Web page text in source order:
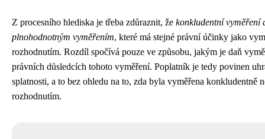
Z procesního hlediska je třeba zdůraznit, že konkludentní vyměření
plnohodnotným vyměřením, které má stejné právní účinky jako
rozhodnutím. Rozdíl spočívá pouze ve způsobu, jakým je daň
právních důsledcích tohoto vyměření. Poplatník je tedy povinen
splatnosti, a to bez ohledu na to, zda byla vyměřena konkludentně
rozhodnutím.